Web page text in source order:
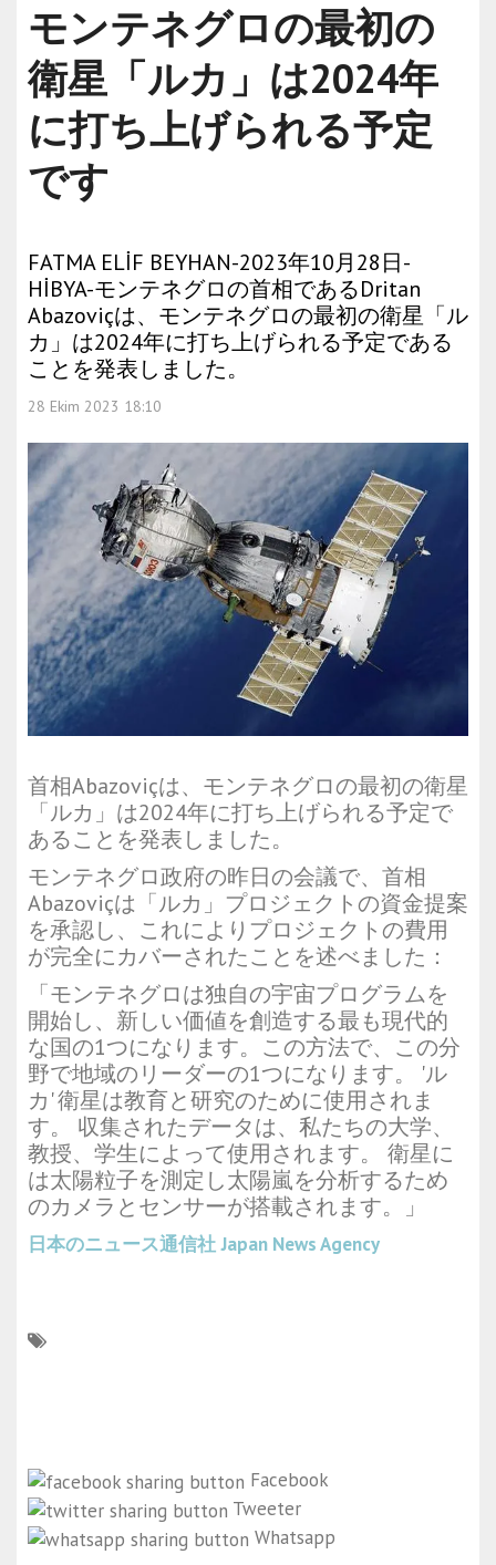
モンテネグロの最初の
衛星「ルカ」は2024年
に打ち上げられる予定
です
FATMA ELİF BEYHAN-2023年10月28日-
HİBYA-モンテネグロの首相であるDritan
Abazoviçは、モンテネグロの最初の衛星「ル
カ」は2024年に打ち上げられる予定である
ことを発表しました。
28 Ekim 2023 18:10
首相Abazoviçは、モンテネグロの最初の衛星
「ルカ」は2024年に打ち上げられる予定で
あることを発表しました。
モンテネグロ政府の昨日の会議で、首相
Abazoviçは「ルカ」プロジェクトの資金提案
を承認し、これによりプロジェクトの費用
が完全にカバーされたことを述べました：
「モンテネグロは独自の宇宙プログラムを
開始し、新しい価値を創造する最も現代的
な国の1つになります。この方法で、この分
野で地域のリーダーの1つになります。 'ル
カ' 衛星は教育と研究のために使用されま
す。 収集されたデータは、私たちの大学、
教授、学生によって使用されます。 衛星に
は太陽粒子を測定し太陽嵐を分析するため
のカメラとセンサーが搭載されます。」
日本のニュース通信社 Japan News Agency
Facebook
Tweeter
Whatsapp